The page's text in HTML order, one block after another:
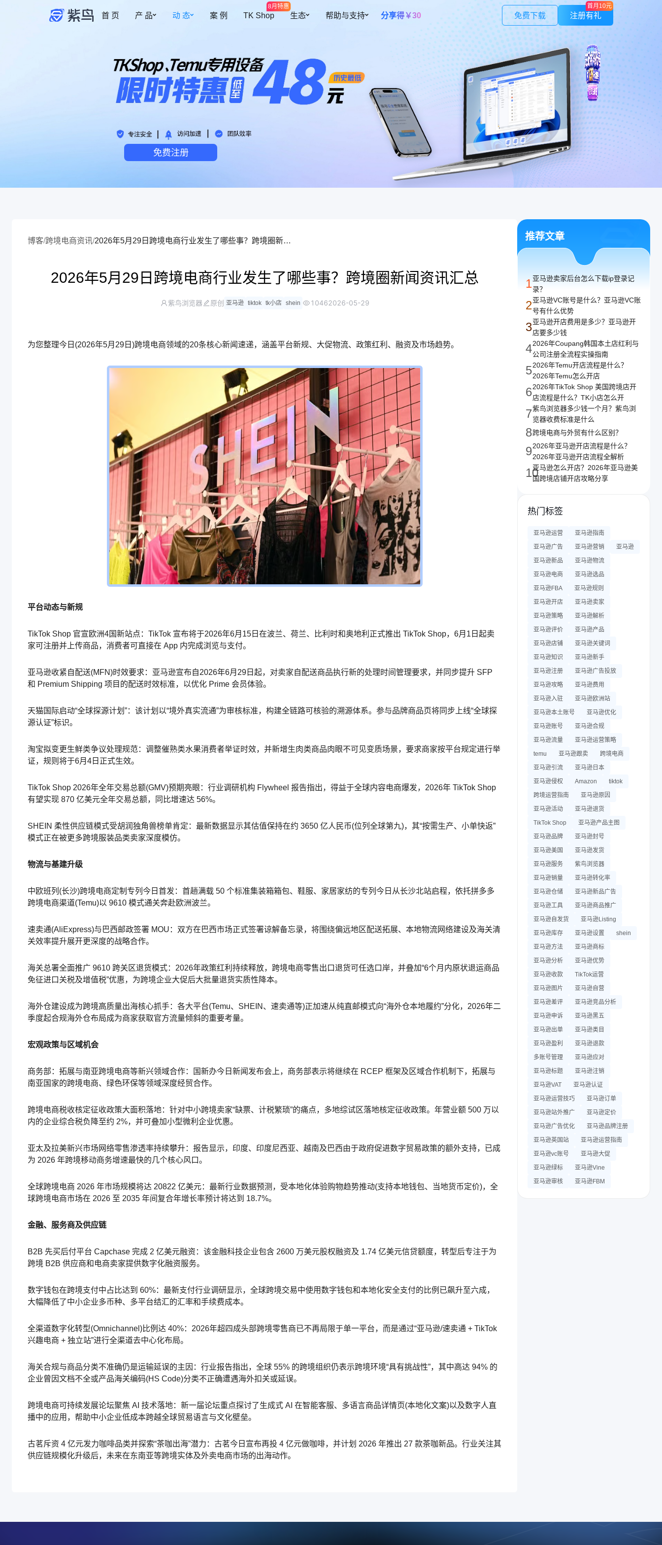
首 页 产 品 动 态
博客
案 例 TK Shop
8月特惠
生态
插件中心
跨境导航
帮助与支持
私有化部署
关于我们
分享得￥30 免费下载
首月10元
注册有礼
为账号提供安全专属的登录环境
事中监管
智能操作截图，保障账号安全
事后追溯
海量网络资源
覆盖300+地区资源
高效团队协作管理
根据角色灵活授权，安全可控
自动二步验证
自动填充二步验证码，安全快捷
续费托管
到期自动续费，避免不必要损失
紫鸟应用
LinkFoxAI
电商专用AI 商品图 | 模特 | 素材
紫鸟云号
一号多绑，接收全球电话/短信
免费注册
博客/跨境电商资讯/ 2026年5月29日跨境电商行业发生了哪些事？跨境圈新闻资讯汇总
2026年5月29日跨境电商行业发生了哪些事？跨境圈新闻资讯汇总
紫鸟浏览器 原创 亚马逊 tiktok tk小店 shein 10462026-05-29
为您整理今日(2026年5月29日)跨境电商领域的20条核心新闻速递，涵盖平台新规、大促物流、政策红利、融资及市场趋势。
平台动态与新规
TikTok Shop 官宣欧洲4国新站点：TikTok 宣布将于2026年6月15日在波兰、荷兰、比利时和奥地利正式推出 TikTok Shop，6月1日起卖
家可注册并上传商品，消费者可直接在 App 内完成浏览与支付。
亚马逊收紧自配送(MFN)时效要求：亚马逊宣布自2026年6月29日起，对卖家自配送商品执行新的处理时间管理要求，并同步提升 SFP
和 Premium Shipping 项目的配送时效标准，以优化 Prime 会员体验。
天猫国际启动“全球探源计划”：该计划以“境外真实流通”为审核标准，构建全链路可核验的溯源体系。参与品牌商品页将同步上线“全球探
源认证”标识。
淘宝拟变更生鲜类争议处理规范：调整催熟类水果消费者举证时效，并新增生肉类商品肉眼不可见变质场景，要求商家按平台规定进行举
证，规则将于6月4日正式生效。
TikTok Shop 2026年全年交易总额(GMV)预期亮眼：行业调研机构 Flywheel 报告指出，得益于全球内容电商爆发，2026年 TikTok Shop
有望实现 870 亿美元全年交易总额，同比增速达 56%。
SHEIN 柔性供应链模式受胡润独角兽榜单肯定：最新数据显示其估值保持在约 3650 亿人民币(位列全球第九)，其“按需生产、小单快返”
模式正在被更多跨境服装品类卖家深度模仿。
物流与基建升级
中欧班列(长沙)跨境电商定制专列今日首发：首趟满载 50 个标准集装箱箱包、鞋服、家居家纺的专列今日从长沙北站启程，依托拼多多
跨境电商渠道(Temu)以 9610 模式通关奔赴欧洲波兰。
速卖通(AliExpress)与巴西邮政签署 MOU：双方在巴西市场正式签署谅解备忘录，将围绕偏远地区配送拓展、本地物流网络建设及海关清
关效率提升展开更深度的战略合作。
海关总署全面推广 9610 跨关区退货模式：2026年政策红利持续释放，跨境电商零售出口退货可任选口岸，并叠加“6个月内原状退运商品
免征进口关税及增值税”优惠，为跨境企业大促后大批量退货实质性降本。
海外仓建设成为跨境高质量出海核心抓手：各大平台(Temu、SHEIN、速卖通等)正加速从纯直邮模式向“海外仓本地履约”分化，2026年二
季度起合规海外仓布局成为商家获取官方流量倾斜的重要考量。
宏观政策与区域机会
商务部：拓展与南亚跨境电商等新兴领域合作：国新办今日新闻发布会上，商务部表示将继续在 RCEP 框架及区域合作机制下，拓展与
南亚国家的跨境电商、绿色环保等领域深度经贸合作。
跨境电商税收核定征收政策大面积落地：针对中小跨境卖家“缺票、计税繁琐”的痛点，多地综试区落地核定征收政策。年营业额 500 万以
内的企业综合税负降至约 2%，并可叠加小型微利企业优惠。
亚太及拉美新兴市场网络零售渗透率持续攀升：报告显示，印度、印度尼西亚、越南及巴西由于政府促进数字贸易政策的额外支持，已成
为 2026 年跨境移动商务增速最快的几个核心风口。
全球跨境电商 2026 年市场规模将达 20822 亿美元：最新行业数据预测，受本地化体验购物趋势推动(支持本地钱包、当地货币定价)，全
球跨境电商市场在 2026 至 2035 年间复合年增长率预计将达到 18.7%。
金融、服务商及供应链
B2B 先买后付平台 Capchase 完成 2 亿美元融资：该金融科技企业包含 2600 万美元股权融资及 1.74 亿美元信贷额度，转型后专注于为
跨境 B2B 供应商和电商卖家提供数字化融资服务。
数字钱包在跨境支付中占比达到 60%：最新支付行业调研显示，全球跨境交易中使用数字钱包和本地化安全支付的比例已飙升至六成，
大幅降低了中小企业多币种、多平台结汇的汇率和手续费成本。
全渠道数字化转型(Omnichannel)比例达 40%：2026年超四成头部跨境零售商已不再局限于单一平台，而是通过“亚马逊/速卖通 + TikTok
兴趣电商 + 独立站”进行全渠道去中心化布局。
海关合规与商品分类不准确仍是运输延误的主因：行业报告指出，全球 55% 的跨境组织仍表示跨境环境“具有挑战性”，其中高达 94% 的
企业曾因文档不全或产品海关编码(HS Code)分类不正确遭遇海外扣关或延误。
跨境电商可持续发展论坛聚焦 AI 技术落地：新一届论坛重点探讨了生成式 AI 在智能客服、多语言商品详情页(本地化文案)以及数字人直
播中的应用，帮助中小企业低成本跨越全球贸易语言与文化壁垒。
古茗斥资 4 亿元发力咖啡品类并探索“茶咖出海”潜力：古茗今日宣布再投 4 亿元做咖啡，并计划 2026 年推出 27 款茶咖新品。行业关注其
供应链规模化升级后，未来在东南亚等跨境实体及外卖电商市场的出海动作。
推荐文章
1亚马逊卖家后台怎么下载ip登录记
录？
2亚马逊VC账号是什么？亚马逊VC账
号有什么优势
3亚马逊开店费用是多少？亚马逊开
店要多少钱
42026年Coupang韩国本土店红利与
公司注册全流程实操指南
52026年Temu开店流程是什么？
2026年Temu怎么开店
62026年TikTok Shop 美国跨境店开
店流程是什么？TK小店怎么开
7紫鸟浏览器多少钱一个月？紫鸟浏
览器收费标准是什么
8跨境电商与外贸有什么区别？
92026年亚马逊开店流程是什么？
2026年亚马逊开店流程全解析
10亚马逊怎么开店？2026年亚马逊美
国跨境店铺开店攻略分享
热门标签
亚马逊运营
亚马逊指南
亚马逊广告
亚马逊营销
亚马逊
亚马逊新品
亚马逊物流
亚马逊电商
亚马逊选品
亚马逊FBA
亚马逊规则
亚马逊开店
亚马逊卖家
亚马逊策略
亚马逊解析
亚马逊评价
亚马逊产品
亚马逊店铺
亚马逊关键词
亚马逊知识
亚马逊新手
亚马逊注册
亚马逊广告投放
亚马逊攻略
亚马逊费用
亚马逊入驻
亚马逊欧洲站
亚马逊本土账号
亚马逊优化
亚马逊账号
亚马逊合规
亚马逊流量
亚马逊运营策略
temu
亚马逊跟卖
跨境电商
亚马逊引流
亚马逊日本
亚马逊侵权
Amazon
tiktok
跨境运营指南
亚马逊原因
亚马逊活动
亚马逊退货
TikTok Shop
亚马逊产品主图
亚马逊品牌
亚马逊封号
亚马逊美国
亚马逊发货
亚马逊服务
紫鸟浏览器
亚马逊销量
亚马逊转化率
亚马逊仓储
亚马逊新品广告
亚马逊工具
亚马逊商品推广
亚马逊自发货
亚马逊Listing
亚马逊库存
亚马逊设置
shein
亚马逊方法
亚马逊商标
亚马逊分析
亚马逊优势
亚马逊收款
TikTok运营
亚马逊图片
亚马逊自营
亚马逊差评
亚马逊竞品分析
亚马逊申诉
亚马逊黑五
亚马逊出单
亚马逊类目
亚马逊盈利
亚马逊退款
多账号管理
亚马逊应对
亚马逊标题
亚马逊注销
亚马逊VAT
亚马逊认证
亚马逊运营技巧
亚马逊订单
亚马逊站外推广
亚马逊定价
亚马逊广告优化
亚马逊品牌注册
亚马逊英国站
亚马逊运营指南
亚马逊vc账号
亚马逊大促
亚马逊绿标
亚马逊Vine
亚马逊审核
亚马逊FBM